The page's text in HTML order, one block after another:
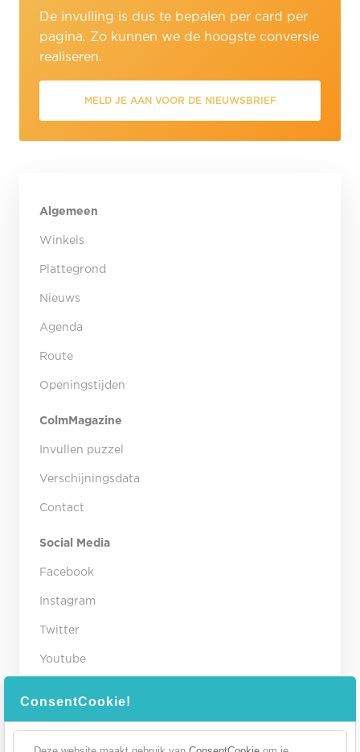
De invulling is dus te bepalen per card per
pagina. Zo kunnen we de hoogste conversie
realiseren.
MELD JE AAN VOOR DE NIEUWSBRIEF
Algemeen
Winkels
Plattegrond
Nieuws
Agenda
Route
Openingstijden
ColmMagazine
Invullen puzzel
Verschijningsdata
Contact
Social Media
Facebook
Instagram
Twitter
Youtube
Contact gegevens
Winkelcentrum Colmschate
ConsentCookie!